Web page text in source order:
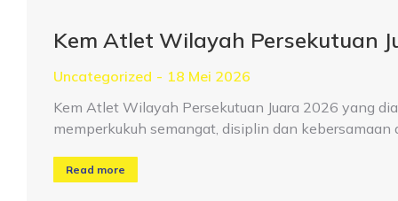
Kem Atlet Wilayah Persekutuan
Uncategorized
18 Mei 2026
Kem Atlet Wilayah Persekutuan Juara 2026 yang
memperkukuh semangat, disiplin dan
Read more